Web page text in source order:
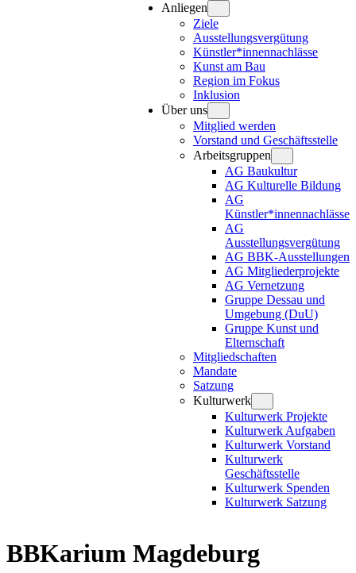
Anliegen
Ziele
Ausstellungsvergütung
Künstler*innennachlässe
Kunst am Bau
Region im Fokus
Inklusion
Über uns
Mitglied werden
Vorstand und Geschäftsstelle
Arbeitsgruppen
AG Baukultur
AG Kulturelle Bildung
AG
Künstler*innennachlässe
AG
Ausstellungsvergütung
AG BBK-Ausstellungen
AG Mitgliederprojekte
AG Vernetzung
Gruppe Dessau und
Umgebung (DuU)
Gruppe Kunst und
Elternschaft
Mitgliedschaften
Mandate
Satzung
Kulturwerk
Kulturwerk Projekte
Kulturwerk Aufgaben
Kulturwerk Vorstand
Kulturwerk
Geschäftsstelle
Kulturwerk Spenden
Kulturwerk Satzung
BBKarium Magdeburg